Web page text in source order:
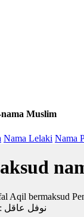
Muslim
Nama Lelaki Nama
Aqil bermaksud
نوفل عاقل